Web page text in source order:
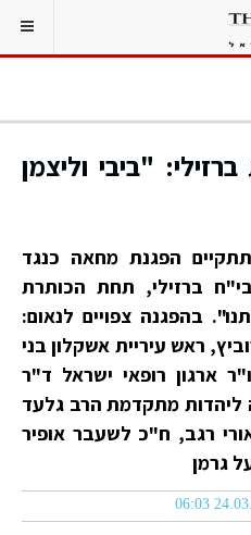
"ביבי וליצמן
ביום שישי בשעה 13:00 תתקיים הפגנת מחאה כנגד
ברזילי, תחת הכותרת
בהפגנה צפויים לנאום:
ראש עיריית אשקלון בני
ארגון רופאי ישראל ד"ר
ליהדות מתקדמת הרב גלעד
רגב, ח"כ לשעבר אופיר
גרמן